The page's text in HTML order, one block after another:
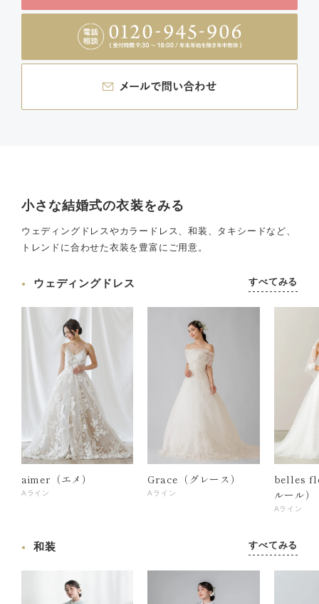
小さな結婚式の衣装をみる
ウェディングドレスやカラードレス、和装、タキシードなど、
トレンドに合わせた衣装を豊富にご用意。
ウェディングドレス すべてみる
aimer（エメ）
Aライン
Grace（グレース）
Aライン
belles
ルール）
Aライン
和装 すべてみる